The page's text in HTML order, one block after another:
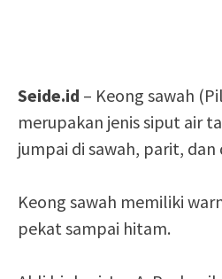
Seide.id – Keong sawah
merupakan jenis siput air
jumpai di sawah, parit, dan
Keong sawah memiliki
pekat sampai hitam.